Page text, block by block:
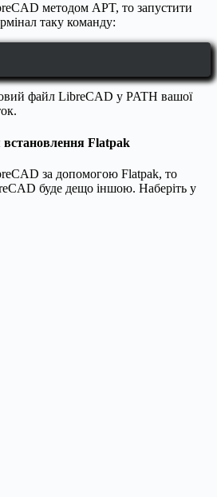
методом APT, то запустити
таку команду:
файл LibreCAD у PATH вашої
Flatpak
за допомогою Flatpak, то
буде дещо іншою. Наберіть у